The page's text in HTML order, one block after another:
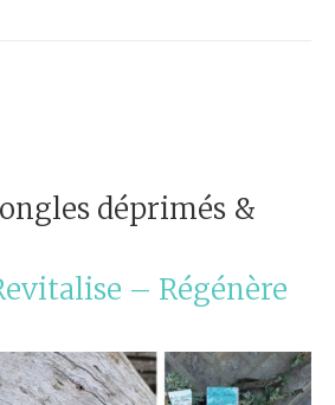
déprimés &
– Régénère